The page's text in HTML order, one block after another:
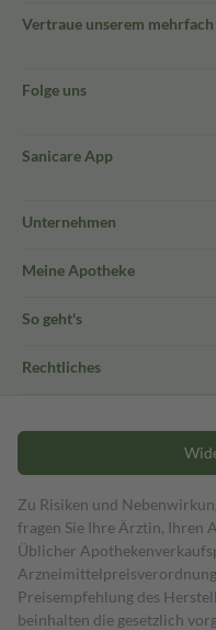
Vertraue unserem
Folge uns
Sanicare App
Unternehmen
Meine Apotheke
So geht's
Rechtliches
Zu Risiken und
fragen Sie Ihre Ärztin, Ihren
Üblicher
Preisempfehlung des
beinhalten die gesetzlich